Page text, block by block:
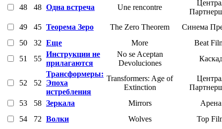
48 48 Одна встреча Une rencontre
49
45 Теорема Зеро The Zero Theorem
Синема
50
32 Еще More
Beat
51
55
Инструкции не
прилагаются
No se Aceptan
Devoluciones
52 52
Трансформеры:
Эпоха
истребления
Transformers: Age of
Extinction
53
58 Зеркала Mirrors
Арена
54
72 Волки Wolves Top